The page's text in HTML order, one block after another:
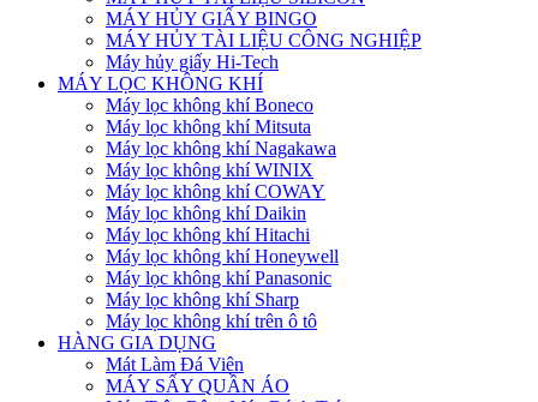
MÁY HỦY GIẤY BINGO
MÁY HỦY TÀI LIỆU CÔNG NGHIỆP
Máy hủy giấy Hi-Tech
MÁY LỌC KHÔNG KHÍ
Máy lọc không khí Boneco
Máy lọc không khí Mitsuta
Máy lọc không khí Nagakawa
Máy lọc không khí WINIX
Máy lọc không khí COWAY
Máy lọc không khí Daikin
Máy lọc không khí Hitachi
Máy lọc không khí Honeywell
Máy lọc không khí Panasonic
Máy lọc không khí Sharp
Máy lọc không khí trên ô tô
HÀNG GIA DỤNG
Mát Làm Đá Viên
MÁY SẤY QUẦN ÁO